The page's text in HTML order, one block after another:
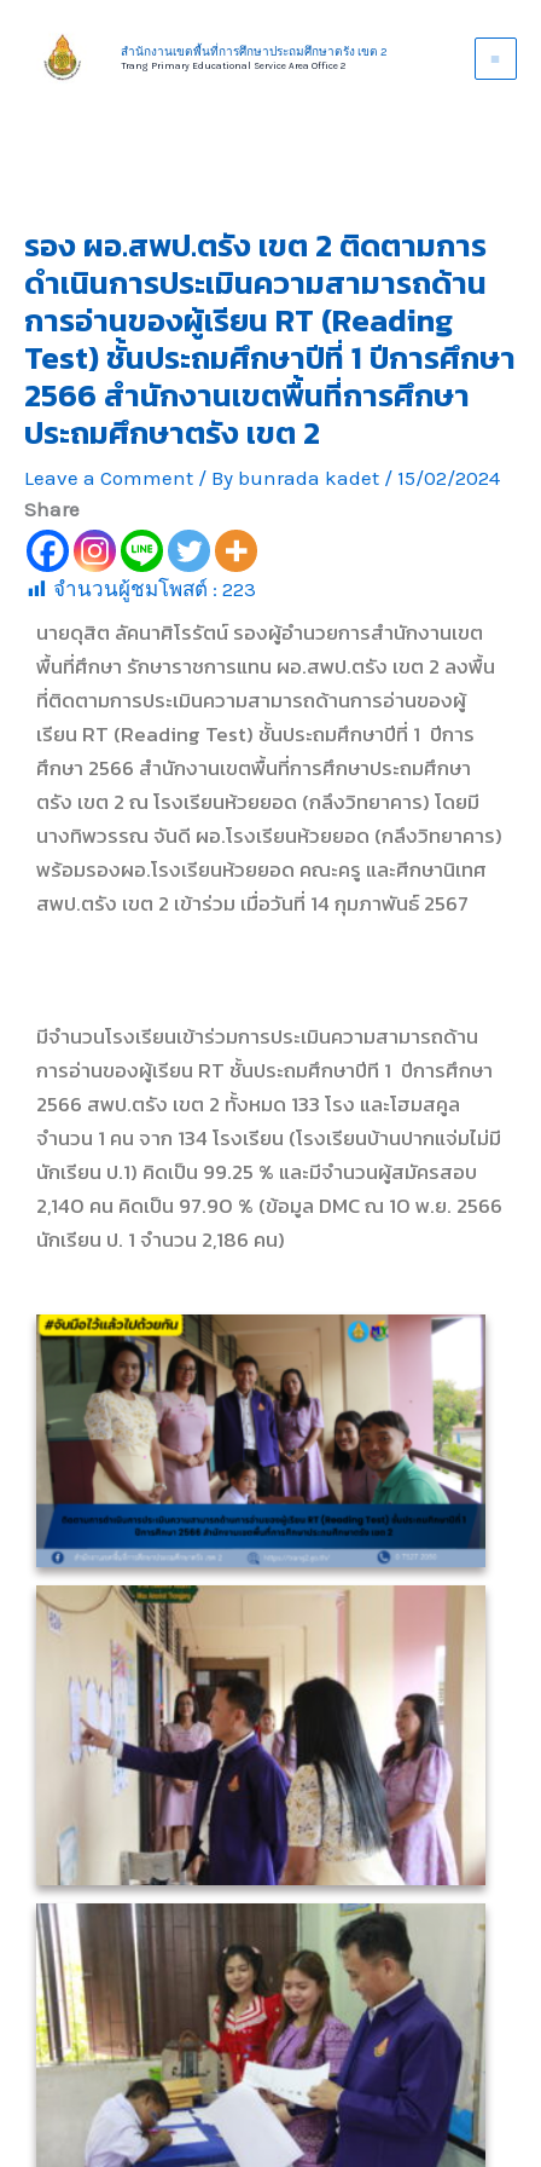
content
สำนักงานเขตพื้นที่การศึกษาประถมศึกษาตรัง เขต 2
Trang Primary Educational Service Area Office 2
รอง ผอ.สพป.ตรัง เขต 2 ติดตามการ
ดำเนินการประเมินความสามารถด้าน
การอ่านของผู้เรียน RT (Reading
Test) ชั้นประถมศึกษาปีที่ 1 ปีการศึกษา
2566 สำนักงานเขตพื้นที่การศึกษา
ประถมศึกษาตรัง เขต 2
Leave a Comment / By bunrada kadet / 15/02/2024
Share
จำนวนผู้ชมโพสต์ : 223
นายดุสิต ลัคนาศิโรรัตน์ รองผู้อำนวยการสำนักงานเขต
พื้นที่ศึกษา รักษาราชการแทน ผอ.สพป.ตรัง เขต 2 ลงพื้น
ที่ติดตามการประเมินความสามารถด้านการอ่านของผู้
เรียน RT (Reading Test) ชั้นประถมศึกษาปีที่ 1 ปีการ
ศึกษา 2566 สำนักงานเขตพื้นที่การศึกษาประถมศึกษา
ตรัง เขต 2 ณ โรงเรียนห้วยยอด (กลึงวิทยาคาร) โดยมี
นางทิพวรรณ จันดี ผอ.โรงเรียนห้วยยอด (กลึงวิทยาคาร)
พร้อมรองผอ.โรงเรียนห้วยยอด คณะครู และศีกษานิเทศ
สพป.ตรัง เขต 2 เข้าร่วม เมื่อวันที่ 14 กุมภาพันธ์ 2567
มีจำนวนโรงเรียนเข้าร่วมการประเมินความสามารถด้าน
การอ่านของผู้เรียน RT ชั้นประถมศึกษาปีที 1 ปีการศึกษา
2566 สพป.ตรัง เขต 2 ทั้งหมด 133 โรง และโฮมสคูล
จำนวน 1 คน จาก 134 โรงเรียน (โรงเรียนบ้านปากแจ่มไม่มี
นักเรียน ป.1) คิดเป็น 99.25 % และมีจำนวนผู้สมัครสอบ
2,140 คน คิดเป็น 97.90 % (ข้อมูล DMC ณ 10 พ.ย. 2566
นักเรียน ป. 1 จำนวน 2,186 คน)